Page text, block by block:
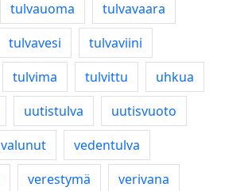
tulvauoma
tulvavaara
tulvavesi
tulvaviini
tulvima tulvittu
uhkua
uutistulva
uutisvuoto
valunut
vedentulva
verestymä
verivana